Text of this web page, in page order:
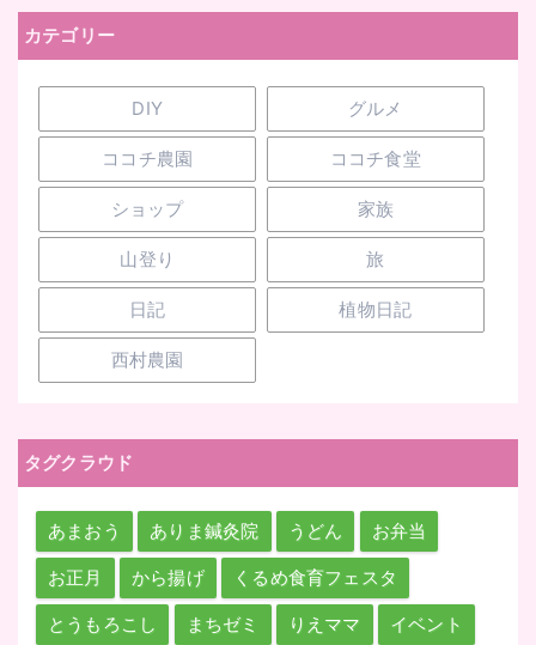
カテゴリー
DIY グルメ
ココチ農園 ココチ食堂
ショップ 家族
山登り 旅
日記 植物日記
西村農園
タグクラウド
あまおう ありま鍼灸院 うどん お弁当
お正月 から揚げ くるめ食育フェスタ
とうもろこし まちゼミ りえママ イベント